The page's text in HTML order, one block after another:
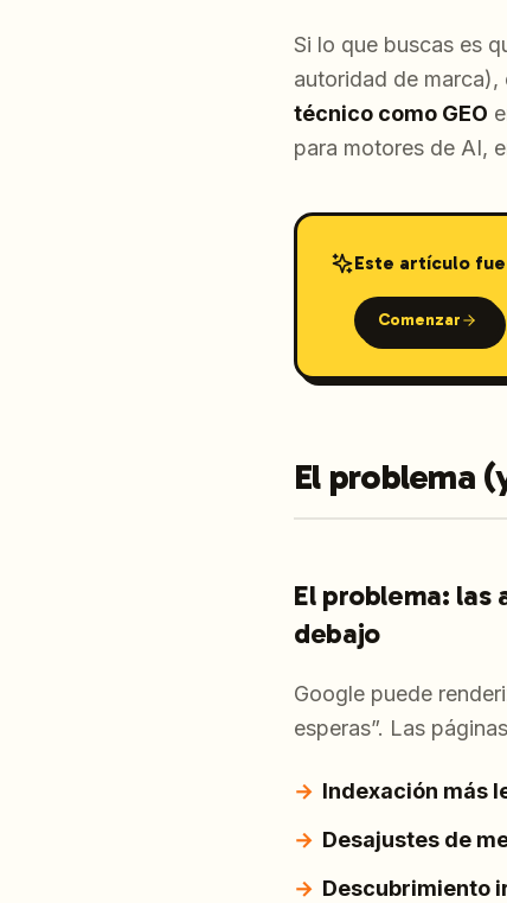
Si lo que buscas es
autoridad de marca),
técnico como GEO
para motores de AI,
Este artículo
Comenzar
El problema
El problema: las
debajo
Google puede
esperas”. Las
Indexación más
Desajustes de
Descubrimiento